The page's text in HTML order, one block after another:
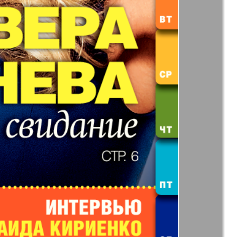
72
77
83
Жизнь женщины
фирма Известия BW
Кенгуру
Кругозор плюс!
М-City
Наш мир